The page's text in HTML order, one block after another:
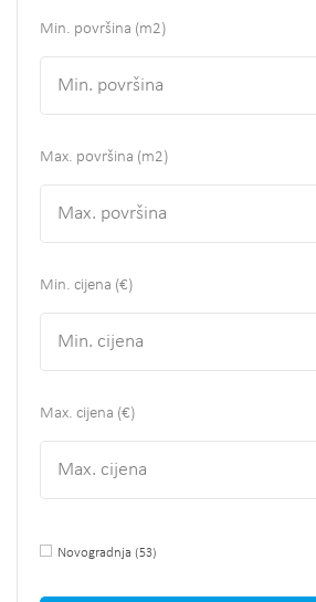
Min. površina (m2)
Max. površina (m2)
Min. cijena (€)
Max. cijena (€)
Novogradnja (53)